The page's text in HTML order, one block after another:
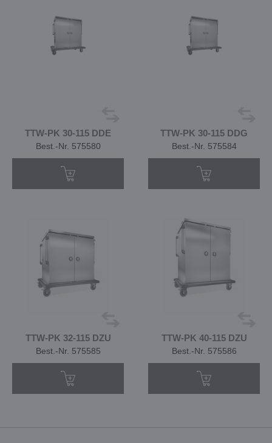
TTW-PK 30-115 DDE
Best.-Nr. 575580
TTW-PK 30-115 DDG
Best.-Nr. 575584
TTW-PK 32-115 DZU
Best.-Nr. 575585
TTW-PK 40-115 DZU
Best.-Nr. 575586